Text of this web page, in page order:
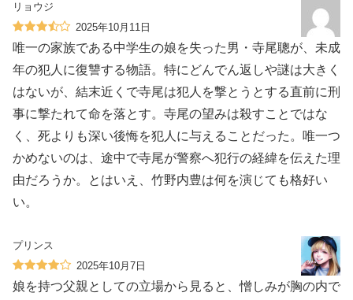
リョウジ
2025年10月11日
唯一の家族である中学生の娘を失った男・寺尾聰が、未成
年の犯人に復讐する物語。特にどんでん返しや謎は大きく
はないが、結末近くで寺尾は犯人を撃とうとする直前に刑
事に撃たれて命を落とす。寺尾の望みは殺すことではな
く、死よりも深い後悔を犯人に与えることだった。唯一つ
かめないのは、途中で寺尾が警察へ犯行の経緯を伝えた理
由だろうか。とはいえ、竹野内豊は何を演じても格好い
い。
プリンス
2025年10月7日
娘を持つ父親としての立場から見ると、憎しみが胸の内で